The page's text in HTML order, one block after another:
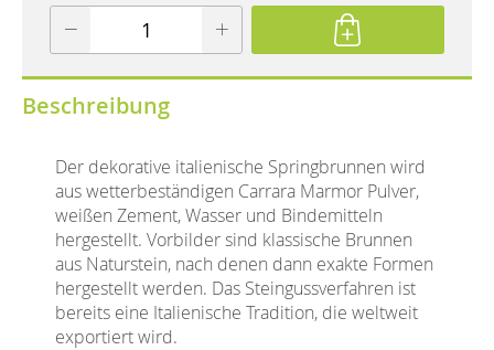
Beschreibung
Der dekorative italienische Springbrunnen wird
aus wetterbeständigen Carrara Marmor Pulver,
weißen Zement, Wasser und Bindemitteln
hergestellt. Vorbilder sind klassische Brunnen
aus Naturstein, nach denen dann exakte Formen
hergestellt werden. Das Steingussverfahren ist
bereits eine Italienische Tradition, die weltweit
exportiert wird.